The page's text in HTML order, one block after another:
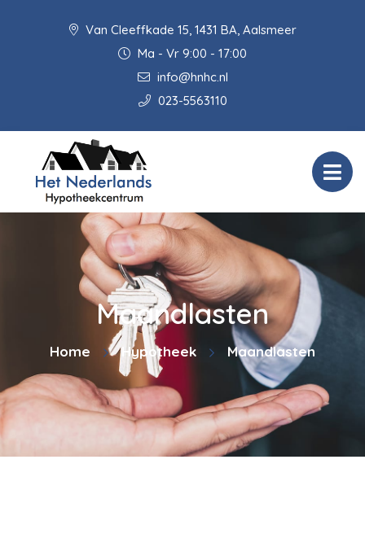
Van Cleeffkade 15, 1431 BA, Aalsmeer
Ma - Vr 9:00 - 17:00
info@hnhc.nl
023-5563110
Maandlasten
Home Hypotheek Maandlasten